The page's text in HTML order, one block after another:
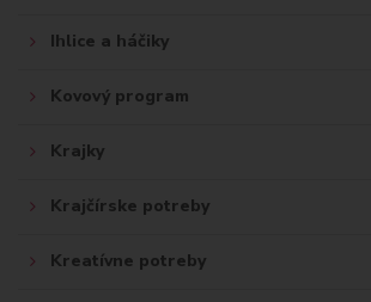
Ihlice a háčiky
Kovový program
Krajky
Krajčírske potreby
Kreatívne potreby